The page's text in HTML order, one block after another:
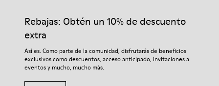
Espuma de TPE
Forro
adecuados para el cuidado del calzado los protegerá y
garantizará que duren más tiempo.
Si deseas obtener información detallada sobre cómo cuidar de
tu par, visita nuestraGuía para el cuidado del calzado.
Rebajas: Obtén un 10% de descuento
extra
Así es. Como parte de la comunidad, disfrutarás de beneficios
exclusivos como descuentos, acceso anticipado, invitaciones a
eventos y mucho, mucho más.